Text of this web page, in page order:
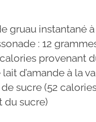
gruau instantané à
: 12
provenant
d’amande à la
sucre (52
du sucre)